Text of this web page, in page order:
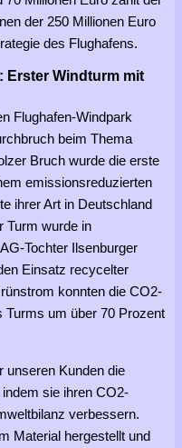
der 250 Millionen Euro
des Flughafens.
Erster Windturm mit
Flughafen-Windpark
beim Thema
Bruch wurde die erste
emissionsreduzierten
ihrer Art in Deutschland
Turm wurde in
Tochter Ilsenburger
Einsatz recycelter
konnten die CO2-
Turms um über 70 Prozent
unseren Kunden die
sie ihren CO2-
verbessern.
Material hergestellt und